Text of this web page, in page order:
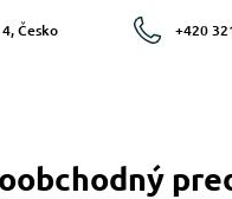
Česko +420